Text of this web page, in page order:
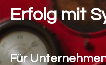
Erfolg mit
Für